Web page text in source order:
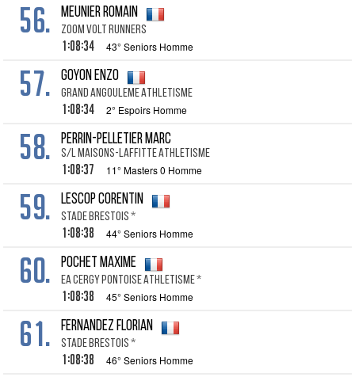
56. MEUNIER ROMAIN
ZOOM VOLT RUNNERS
1:08:34 43° Seniors Homme
57. GOYON ENZO
GRAND ANGOULEME ATHLETISME
1:08:34 2° Espoirs Homme
58. PERRIN-PELLETIER MARC
S/L MAISONS-LAFFITTE ATHLETISME
1:08:37 11° Masters 0 Homme
59. LESCOP CORENTIN
STADE BRESTOIS *
1:08:38 44° Seniors Homme
60. POCHET MAXIME
EA CERGY PONTOISE ATHLETISME *
1:08:38 45° Seniors Homme
61. FERNANDEZ FLORIAN
STADE BRESTOIS *
1:08:38 46° Seniors Homme